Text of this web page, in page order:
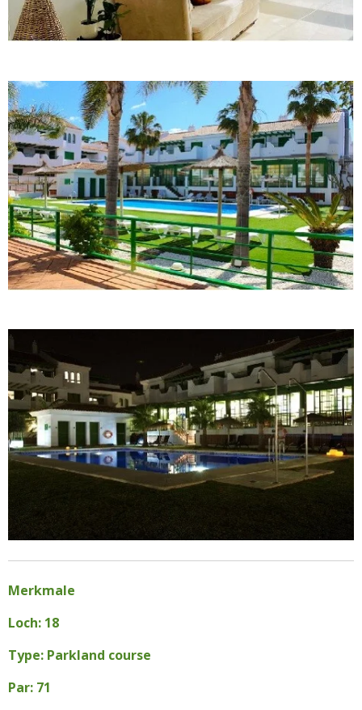
Merkmale
Loch: 18
Type: Parkland course
Par: 71